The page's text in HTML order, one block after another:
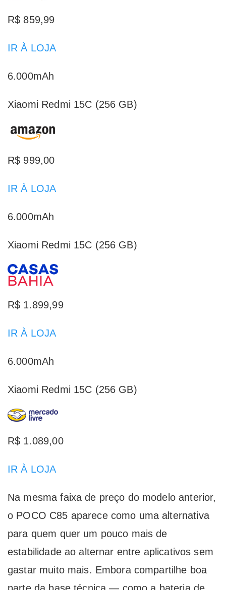
R$ 859,99
IR À LOJA
6.000mAh
Xiaomi Redmi 15C (256 GB)
R$ 999,00
IR À LOJA
6.000mAh
Xiaomi Redmi 15C (256 GB)
R$ 1.899,99
IR À LOJA
6.000mAh
Xiaomi Redmi 15C (256 GB)
R$ 1.089,00
IR À LOJA
Na mesma faixa de preço do modelo anterior,
o POCO C85 aparece como uma alternativa
para quem quer um pouco mais de
estabilidade ao alternar entre aplicativos sem
gastar muito mais. Embora compartilhe boa